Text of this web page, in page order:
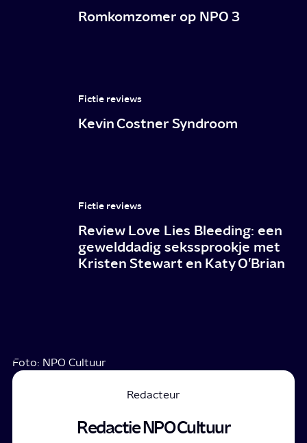
Romkomzomer op NPO 3
Fictie reviews
Kevin Costner Syndroom
Fictie reviews
Review Love Lies Bleeding: een
gewelddadig sekssprookje met
Kristen Stewart en Katy O’Brian
Foto: NPO Cultuur
Redacteur
Redactie NPO Cultuur